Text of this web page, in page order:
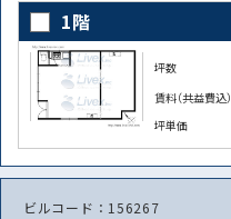
1階
坪数
賃料（共益費込）
坪単価
ビルコード：156267